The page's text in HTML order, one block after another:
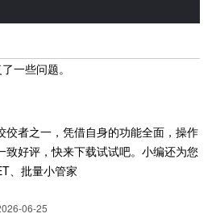
一些问题。
佼者之一，凭借自身的功能全面，操作
致好评，快来下载试试吧。小编还为您
、批量小管家
06-25